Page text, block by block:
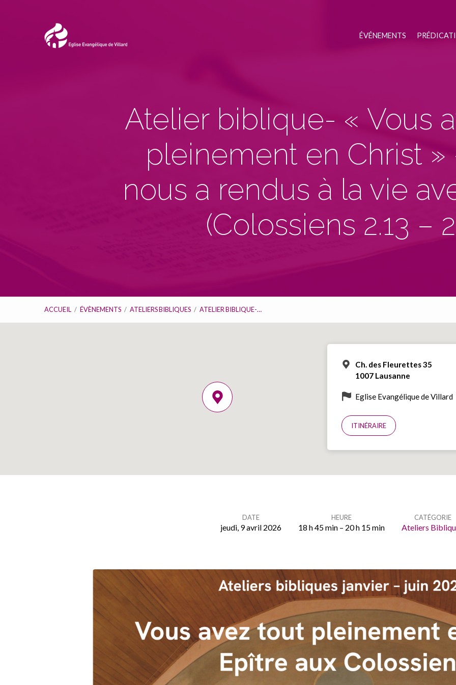
ÉVÉNEMENTS
Atelier biblique- « Vous
pleinement en Christ »
nous a rendus à la vie
(Colossiens 2.13 –
ACCUEIL / ÉVÈNEMENTS / ATELIERS BIBLIQUES / ATELIER BIBLIQUE-…
Ch. des Fleurettes 35
1007 Lausanne
Eglise Evangélique de Villard
ITINÉRAIRE
DATE
jeudi, 9 avril 2026
HEURE
18 h 45 min – 20 h 15 min
CATÉGORIE
Ateliers